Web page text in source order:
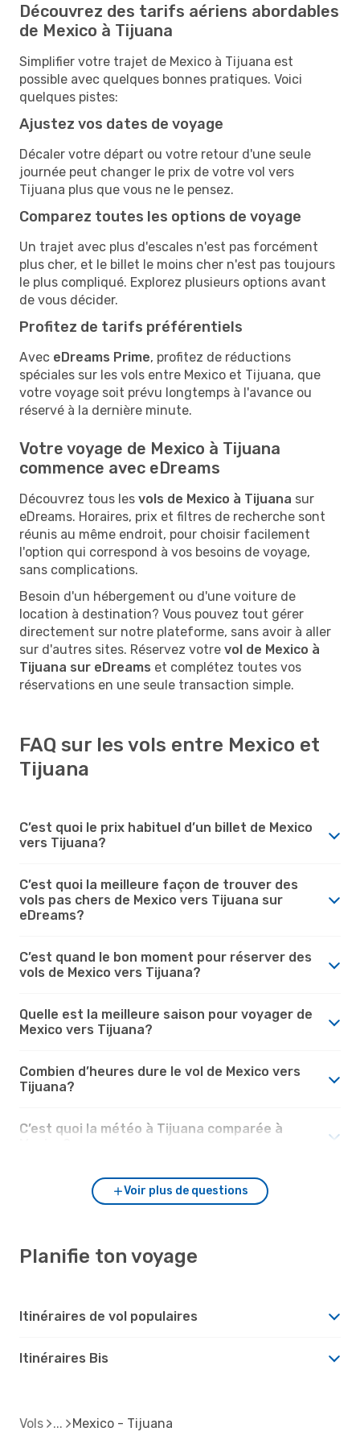
Découvrez des tarifs aériens abordables
de Mexico à Tijuana
Simplifier votre trajet de Mexico à Tijuana est
possible avec quelques bonnes pratiques. Voici
quelques pistes:
Ajustez vos dates de voyage
Décaler votre départ ou votre retour d'une seule
journée peut changer le prix de votre vol vers
Tijuana plus que vous ne le pensez.
Comparez toutes les options de voyage
Un trajet avec plus d'escales n'est pas forcément
plus cher, et le billet le moins cher n'est pas toujours
le plus compliqué. Explorez plusieurs options avant
de vous décider.
Profitez de tarifs préférentiels
Avec eDreams Prime, profitez de réductions
spéciales sur les vols entre Mexico et Tijuana, que
votre voyage soit prévu longtemps à l'avance ou
réservé à la dernière minute.
Votre voyage de Mexico à Tijuana
commence avec eDreams
Découvrez tous les vols de Mexico à Tijuana sur
eDreams. Horaires, prix et filtres de recherche sont
réunis au même endroit, pour choisir facilement
l'option qui correspond à vos besoins de voyage,
sans complications.
Besoin d'un hébergement ou d'une voiture de
location à destination? Vous pouvez tout gérer
directement sur notre plateforme, sans avoir à aller
sur d'autres sites. Réservez votre vol de Mexico à
Tijuana sur eDreams et complétez toutes vos
réservations en une seule transaction simple.
FAQ sur les vols entre Mexico et
Tijuana
C’est quoi le prix habituel d’un billet de Mexico
vers Tijuana?
C’est quoi la meilleure façon de trouver des
vols pas chers de Mexico vers Tijuana sur
eDreams?
C’est quand le bon moment pour réserver des
vols de Mexico vers Tijuana?
Quelle est la meilleure saison pour voyager de
Mexico vers Tijuana?
Combien d’heures dure le vol de Mexico vers
Tijuana?
C’est quoi la météo à Tijuana comparée à
Voir plus de questions
Planifie ton voyage
Itinéraires de vol populaires
Itinéraires Bis
Vols Mexico - Tijuana